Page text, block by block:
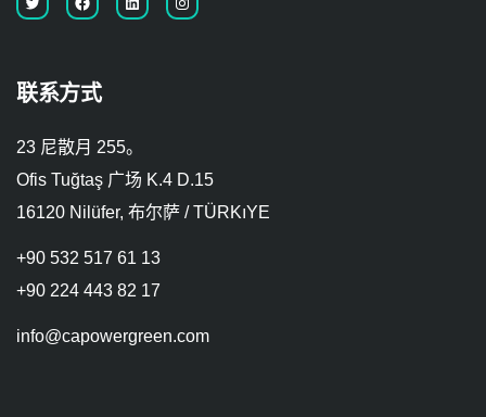
联系方式
23 尼散月 255。
Ofis Tuğtaş 广场 K.4 D.15
16120 Nilüfer, 布尔萨 / TÜRKıYE
+90 532 517 61 13
+90 224 443 82 17
info@capowergreen.com